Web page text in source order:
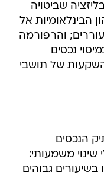
שביטויה
הבינלאומיות אל
והרפורמה
נכסים
של תושבי
הנכסים
משמעותי:
גבוהים